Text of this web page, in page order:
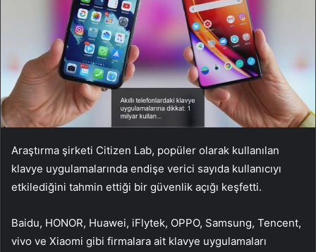
Araştırma şirketi Citizen Lab, popüler olarak kullanılan
klavye uygulamalarında endişe verici sayıda kullanıcıyı
etkilediğini tahmin ettiği bir güvenlik açığı keşfetti.
Baidu, HONOR, Huawei, iFlytek, OPPO, Samsung, Tencent,
vivo ve Xiaomi gibi firmalara ait klavye uygulamaları